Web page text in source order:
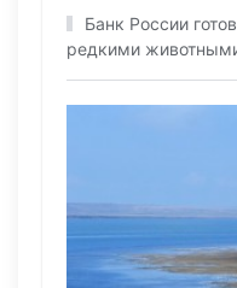
Банк России
редкими